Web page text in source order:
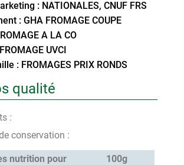
: NATIONALES, CNUF FRS
: GHA FROMAGE COUPE
A LA CO
UVCI
: FROMAGES PRIX RONDS
qualité
:
conservation :
nutrition pour
100g